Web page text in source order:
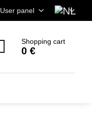
User panel
Shopping cart
0 €